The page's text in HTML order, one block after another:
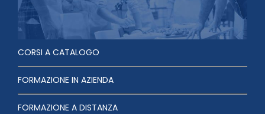
CORSI A CATALOGO
FORMAZIONE IN AZIENDA
FORMAZIONE A DISTANZA